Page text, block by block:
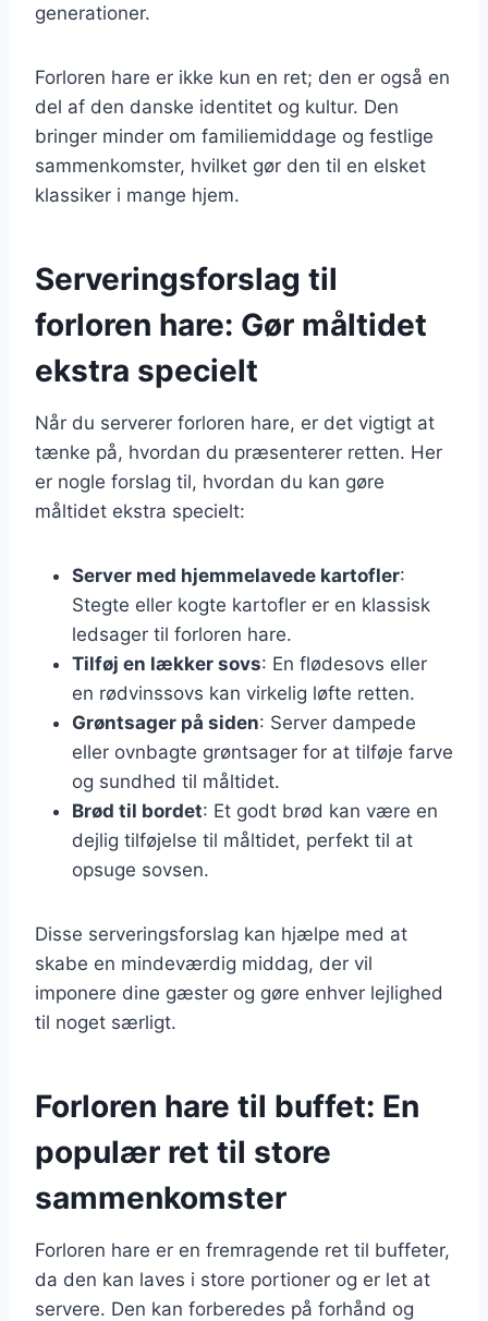
generationer.
Forloren hare er ikke kun en ret; den er også en
del af den danske identitet og kultur. Den
bringer minder om familiemiddage og festlige
sammenkomster, hvilket gør den til en elsket
klassiker i mange hjem.
Serveringsforslag til
forloren hare: Gør måltidet
ekstra specielt
Når du serverer forloren hare, er det vigtigt at
tænke på, hvordan du præsenterer retten. Her
er nogle forslag til, hvordan du kan gøre
måltidet ekstra specielt:
Server med hjemmelavede kartofler:
Stegte eller kogte kartofler er en klassisk
ledsager til forloren hare.
Tilføj en lækker sovs: En flødesovs eller
en rødvinssovs kan virkelig løfte retten.
Grøntsager på siden: Server dampede
eller ovnbagte grøntsager for at tilføje farve
og sundhed til måltidet.
Brød til bordet: Et godt brød kan være en
dejlig tilføjelse til måltidet, perfekt til at
opsuge sovsen.
Disse serveringsforslag kan hjælpe med at
skabe en mindeværdig middag, der vil
imponere dine gæster og gøre enhver lejlighed
til noget særligt.
Forloren hare til buffet: En
populær ret til store
sammenkomster
Forloren hare er en fremragende ret til buffeter,
da den kan laves i store portioner og er let at
servere. Den kan forberedes på forhånd og